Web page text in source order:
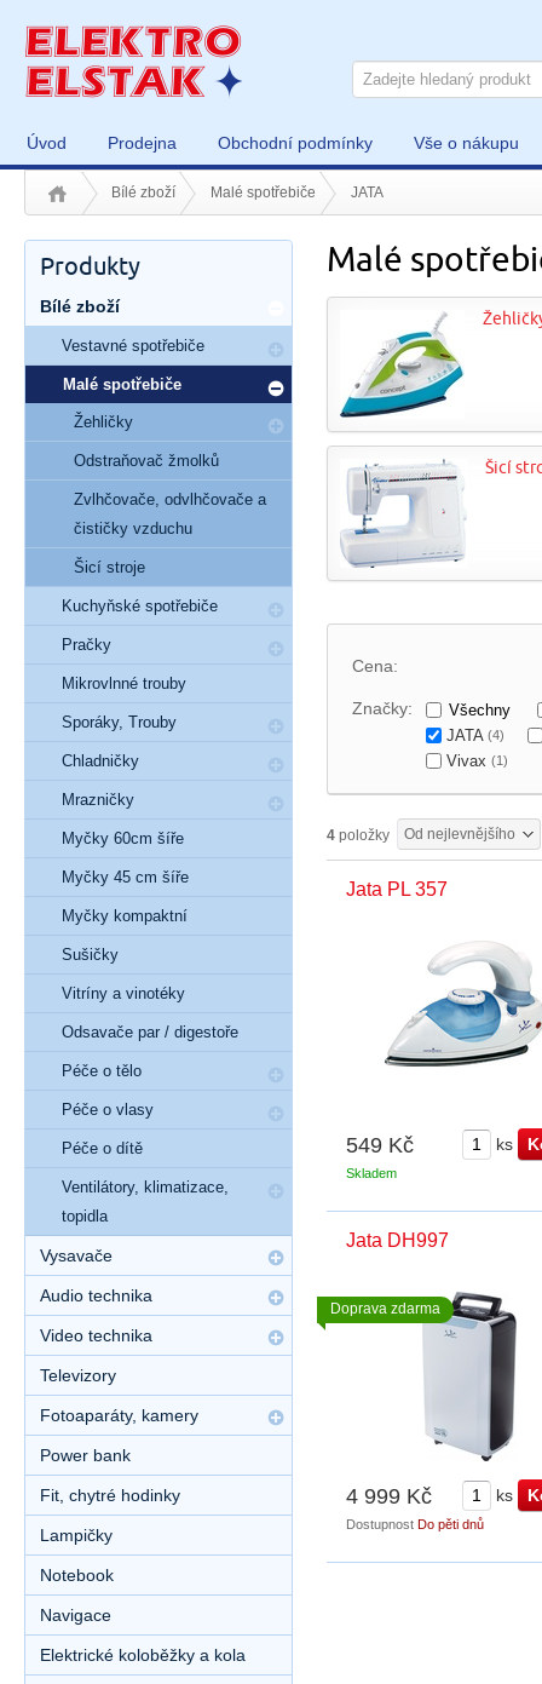
Úvod Prodejna Obchodní podmínky Vše o nákupu
Bílé zboží Malé spotřebiče JATA
Malé
Šicí
Cena:
Značky:
Všechny
JATA (4)
Vivax (1)
4 položky Od nejlevnějšího
Jata PL 357
549 Kč ks
Skladem
Jata DH997
4 999 Kč ks
Dostupnost Do pěti dnů
Doprava zdarma
Produkty
Bílé zboží
Vestavné spotřebiče
Malé spotřebiče
Žehličky
Odstraňovač žmolků
Zvlhčovače, odvlhčovače a
čističky vzduchu
Šicí stroje
Kuchyňské spotřebiče
Pračky
Mikrovlnné trouby
Sporáky, Trouby
Chladničky
Mrazničky
Myčky 60cm šíře
Myčky 45 cm šíře
Myčky kompaktní
Sušičky
Vitríny a vinotéky
Odsavače par / digestoře
Péče o tělo
Péče o vlasy
Péče o dítě
Ventilátory, klimatizace,
topidla
Vysavače
Audio technika
Video technika
Televizory
Fotoaparáty, kamery
Power bank
Fit, chytré hodinky
Lampičky
Notebook
Navigace
Elektrické koloběžky a kola